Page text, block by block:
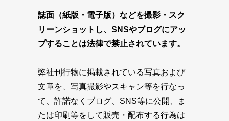
誌面（紙版・電子版）などを撮影・スク
リーンショットし、SNSやブログにアッ
プすることは法律で禁止されています。
弊社刊行物に掲載されている写真および
文章を、写真撮影やスキャン等を行なっ
て、許諾なくブログ、SNS等に公開、ま
たは印刷等をして販売・配布する行為は